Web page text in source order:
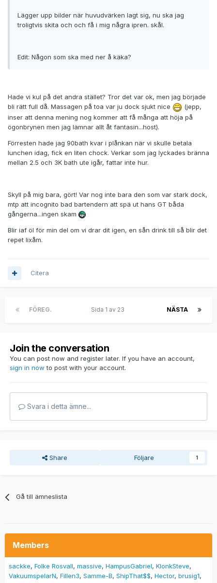
Lägger upp bilder när huvudvärken lagt sig, nu ska jag
troligtvis skita och och få i mig några ipren. skål.
Edit: Någon som ska med ner å käka?
Hade vi kul på det andra stället? Tror det var ok, men jag började
bli rätt full då. Massagen på toa var ju dock sjukt nice
(jepp,
inser att denna mening nog kommer att få många att höja på
ögonbrynen men jag lämnar allt åt fantasin...host).
Förresten hade jag 90bath kvar i plånkan när vi skulle betala
lunchen idag, fick en liten chock. Verkar som jag lyckades bränna
mellan 2.5 och 3K bath ute igår, fattar inte hur.
Skyll på mig bara, gört! Var nog inte bara den som var stark dock,
mtp att incognito bad bartendern att spä ut hans GT båda
gångerna...ingen skam
Blir iaf öl för min del om vi drar dit igen, en sån drink till så blir det
repet lixåm.
Citera
FÖREG. NÄSTA
Sida 1 av 23
Join the conversation
You can post now and register later. If you have an account,
sign in now to post with your account.
Svara i detta ämne...
Share Följare 1
Gå till ämneslista
Members
sackke Folke Rosvall massive HampusGabriel KlonkSteve
VakuumspelarN Fillen3 Samme-B ShipThat$$ Hector brusig1